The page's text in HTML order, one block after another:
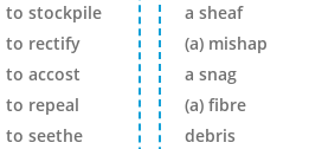
to stockpile
to rectify
to accost
to repeal
to seethe
a sheaf
(a) mishap
a snag
(a) fibre
debris